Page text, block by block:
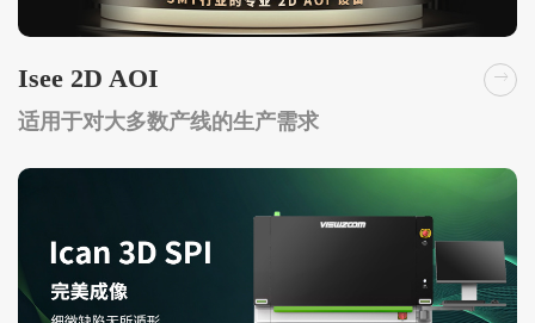
Isee 2D AOI
适用于对大多数产线的生产需求